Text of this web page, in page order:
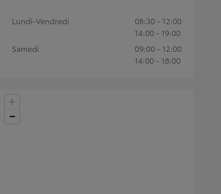
Lundi-Vendredi
08:30 - 12:00
14:00 - 19:00
Samedi
09:00 - 12:00
14:00 - 18:00